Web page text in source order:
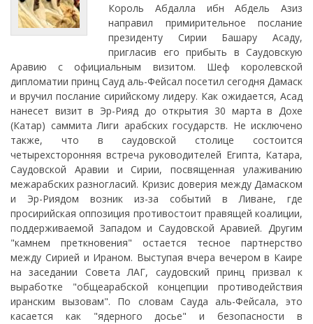
Король Абдалла ибн Абдель Азиз
направил примирительное послание
президенту Сирии Башару Асаду,
пригласив его прибыть в Саудовскую
Аравию с официальным визитом. Шеф королевской
дипломатии принц Сауд аль-Фейсал посетил сегодня Дамаск
и вручил послание сирийскому лидеру. Как ожидается, Асад
нанесет визит в Эр-Рияд до открытия 30 марта в Дохе
(Катар) саммита Лиги арабских государств. Не исключено
также, что в саудовской столице состоится
четырехсторонняя встреча руководителей Египта, Катара,
Саудовской Аравии и Сирии, посвященная улаживанию
межарабских разногласий. Кризис доверия между Дамаском
и Эр-Риядом возник из-за событий в Ливане, где
просирийская оппозиция противостоит правящей коалиции,
поддерживаемой Западом и Саудовской Аравией. Другим
"камнем преткновения" остается тесное партнерство
между Сирией и Ираном. Выступая вчера вечером в Каире
на заседании Совета ЛАГ, саудовский принц призвал к
выработке "общеарабской концепции противодействия
иранским вызовам". По словам Сауда аль-Фейсала, это
касается как "ядерного досье" и безопасности в